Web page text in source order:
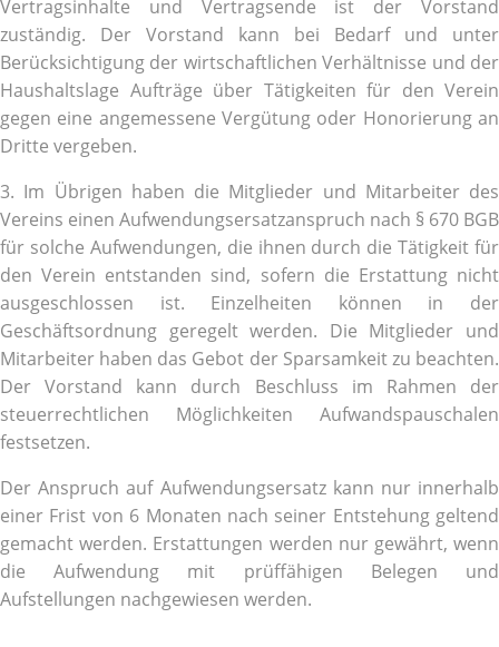
Vertragsinhalte und Vertragsende ist der Vorstand
zuständig. Der Vorstand kann bei Bedarf und unter
Berücksichtigung der wirtschaftlichen Verhältnisse und der
Haushaltslage Aufträge über Tätigkeiten für den Verein
gegen eine angemessene Vergütung oder Honorierung an
Dritte vergeben.
3. Im Übrigen haben die Mitglieder und Mitarbeiter des
Vereins einen Aufwendungsersatzanspruch nach § 670 BGB
für solche Aufwendungen, die ihnen durch die Tätigkeit für
den Verein entstanden sind, sofern die Erstattung nicht
ausgeschlossen ist. Einzelheiten können in der
Geschäftsordnung geregelt werden. Die Mitglieder und
Mitarbeiter haben das Gebot der Sparsamkeit zu beachten.
Der Vorstand kann durch Beschluss im Rahmen der
steuerrechtlichen Möglichkeiten Aufwandspauschalen
festsetzen.
Der Anspruch auf Aufwendungsersatz kann nur innerhalb
einer Frist von 6 Monaten nach seiner Entstehung geltend
gemacht werden. Erstattungen werden nur gewährt, wenn
die Aufwendung mit prüffähigen Belegen und
Aufstellungen nachgewiesen werden.